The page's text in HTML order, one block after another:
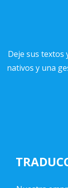
Deje sus textos
nativos y una